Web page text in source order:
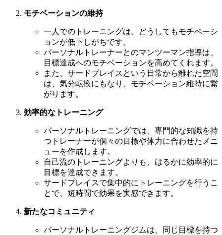
モチベーションの維持
一人でのトレーニングは、どうしてもモチベーシ
ョンが低下しがちです。
パーソナルトレーナーとのマンツーマン指導は、
目標達成へのモチベーションを高めてくれます。
また、サードプレイスという日常から離れた空間
は、気分転換にもなり、モチベーション維持に繋
がります。
効率的なトレーニング
パーソナルトレーニングでは、専門的な知識を持
つトレーナーが個々の目標や体力に合わせたメニ
ューを作成します。
自己流のトレーニングよりも、はるかに効率的に
目標を達成できます。
サードプレイスで集中的にトレーニングを行うこ
とで、短時間で効果を実感できます。
新たなコミュニティ
パーソナルトレーニングジムは、同じ目標を持つ